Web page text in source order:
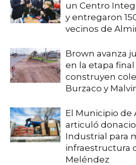
un Centro
y entregaron
vecinos de
Brown avanza
en la etapa final
construyen
Burzaco y
El Municipio de
articuló
Industrial para
infraestructura
Meléndez